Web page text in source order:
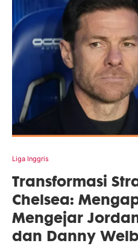
Liga Inggris
Transformasi
Chelsea:
Mengejar
dan Danny